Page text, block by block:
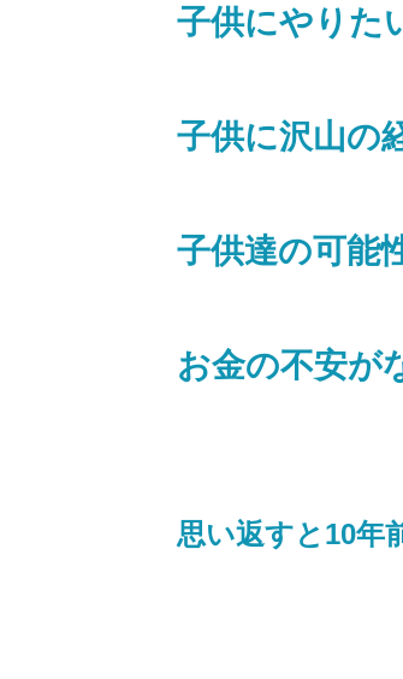
子供にやりた
子供に沢山の
子供達の可能
お金の不安が
思い返すと10年